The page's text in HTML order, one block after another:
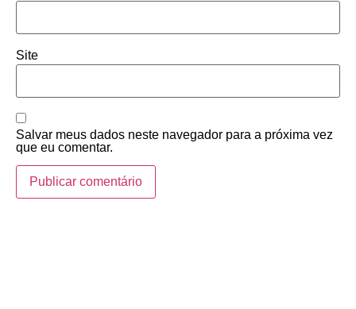
Site
Salvar meus dados neste navegador para a próxima vez
que eu comentar.